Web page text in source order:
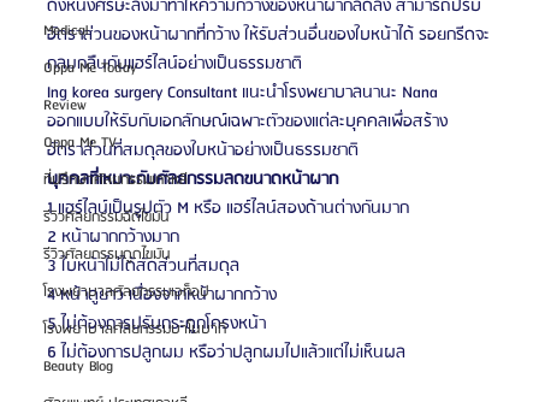
Medical
Oppa Me Today
Review
Oppa Me TV
ที่ปรึกษาศัลยกรรมเกาหลี
รีวิวศัลยกรรมฉีดไขมัน
รีวิวศัลยกรรมดูดไขมัน
โรงพยาบาลศัลยกรรมเอท็อป
โรงพยาบาลศัลยกรรมบาโนบากิ
Beauty Blog
ดึงหนังศีรษะลงมาทำให้ความกว้างของหน้าผากลดลง สามารถปรับ
อัตราส่วนของหน้าผากที่กว้าง ให้รับส่วนอื่นของใบหน้าได้ รอยกรีดจะ
กลมกลืนกับแฮร์ไลน์อย่างเป็นธรรมชาติ
Ing korea surgery Consultant แนะนำโรงพยาบาลนานะ Nana
ออกแบบให้รับกับเอกลักษณ์เฉพาะตัวของแต่ละบุคคลเพื่อสร้าง
อัตราส่วนที่สมดุลของใบหน้าอย่างเป็นธรรมชาติ
บุคคลที่เหมาะกับศัลยกรรมลดขนาดหน้าผาก
1 แฮร์ไลน์เป็นรูปตัว M หรือ แฮร์ไลน์สองด้านต่างกันมาก
2 หน้าผากกว้างมาก
3 ใบหน้าไม่ได้สัดส่วนที่สมดุล
4 หน้าดูยาว เนื่องจากหน้าผากกว้าง
5 ไม่ต้องการปรับกระดูกโครงหน้า
6 ไม่ต้องการปลูกผม หรือว่าปลูกผมไปแล้วแต่ไม่เห็นผล